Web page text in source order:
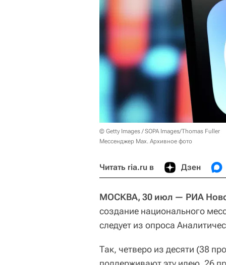
© Getty Images / SOPA Images/Thomas Fuller
Мессенджер Max. Архивное фото
Читать ria.ru в Дзен
МОСКВА, 30 июл — РИА
создание национального
следует из опроса
Так, четверо из десяти (38